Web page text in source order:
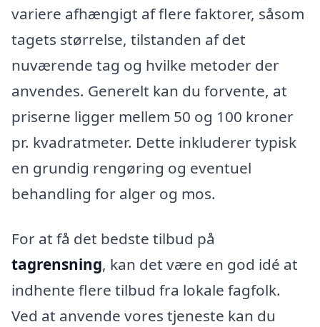
variere afhængigt af flere faktorer, såsom
tagets størrelse, tilstanden af det
nuværende tag og hvilke metoder der
anvendes. Generelt kan du forvente, at
priserne ligger mellem 50 og 100 kroner
pr. kvadratmeter. Dette inkluderer typisk
en grundig rengøring og eventuel
behandling for alger og mos.
For at få det bedste tilbud på
tagrensning, kan det være en god idé at
indhente flere tilbud fra lokale fagfolk.
Ved at anvende vores tjeneste kan du